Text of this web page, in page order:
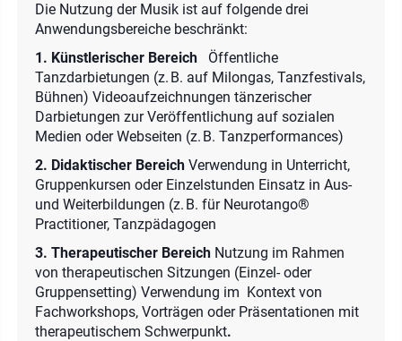
Die Nutzung der Musik ist auf folgende drei
Anwendungsbereiche beschränkt:
1. Künstlerischer Bereich
Öffentliche
Tanzdarbietungen (z. B. auf Milongas, Tanzfestivals,
Bühnen) Videoaufzeichnungen tänzerischer
Darbietungen zur Veröffentlichung auf sozialen
Medien oder Webseiten (z. B. Tanzperformances)
2. Didaktischer Bereich Verwendung in Unterricht,
Gruppenkursen oder Einzelstunden Einsatz in Aus-
und Weiterbildungen (z. B. für Neurotango®
Practitioner, Tanzpädagogen
3. Therapeutischer Bereich Nutzung im Rahmen
von therapeutischen Sitzungen (Einzel- oder
Gruppensetting) Verwendung im Kontext von
Fachworkshops, Vorträgen oder Präsentationen mit
therapeutischem Schwerpunkt.